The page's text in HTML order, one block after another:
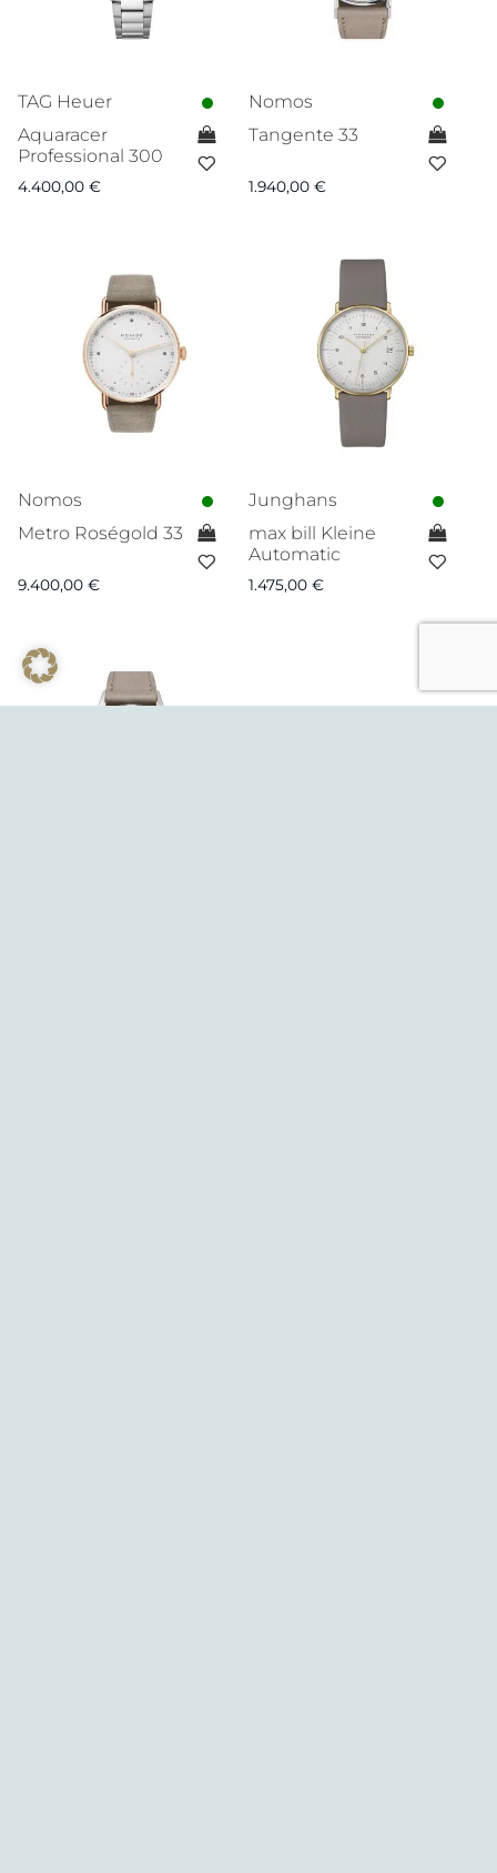
TAG Heuer
Aquaracer
Professional 300
4.400,00 €
Nomos
Tangente 33
1.940,00 €
Nomos
Metro Roségold 33
9.400,00 €
Junghans
max bill Kleine
Automatic
1.475,00 €